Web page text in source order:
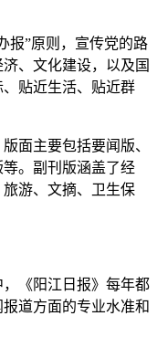
报”原则，宣传党的路
、文化建设，以及国
贴近生活、贴近群
面主要包括要闻版、
。副刊版涵盖了经
游、文摘、卫生保
《阳江日报》每年都
道方面的专业水准和